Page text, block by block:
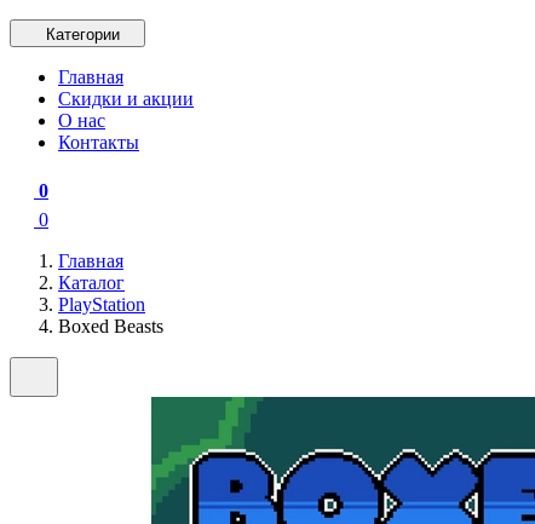
Категории
Главная
Скидки и акции
О нас
Контакты
0
0
Главная
Каталог
PlayStation
Boxed Beasts